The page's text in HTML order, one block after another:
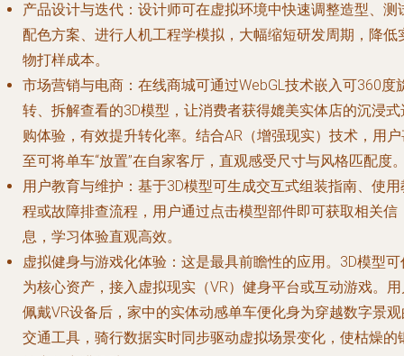
产品设计与迭代 ：设计师可在虚拟环境中快速调整造型、测
配色方案、进行人机工程学模拟，大幅缩短研发周期，降低
物打样成本。
市场营销与电商 ：在线商城可通过WebGL技术嵌入可360度
转、拆解查看的3D模型，让消费者获得媲美实体店的沉浸式
购体验，有效提升转化率。结合AR（增强现实）技术，用
至可将单车“放置”在自家客厅，直观感受尺寸与风格匹配度
用户教育与维护 ：基于3D模型可生成交互式组装指南、使用
程或故障排查流程，用户通过点击模型部件即可获取相关信
息，学习体验直观高效。
虚拟健身与游戏化体验 ：这是最具前瞻性的应用。3D模型可
为核心资产，接入虚拟现实（VR）健身平台或互动游戏。
佩戴VR设备后，家中的实体动感单车便化身为穿越数字景
交通工具，骑行数据实时同步驱动虚拟场景变化，使枯燥的